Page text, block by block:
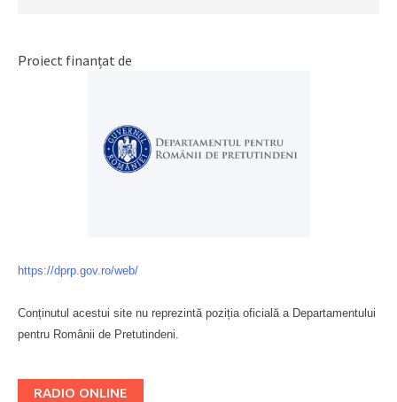
Proiect finanțat de
https://dprp.gov.ro/web/
Conținutul acestui site nu reprezintă poziția oficială a Departamentului
pentru Românii de Pretutindeni.
RADIO ONLINE